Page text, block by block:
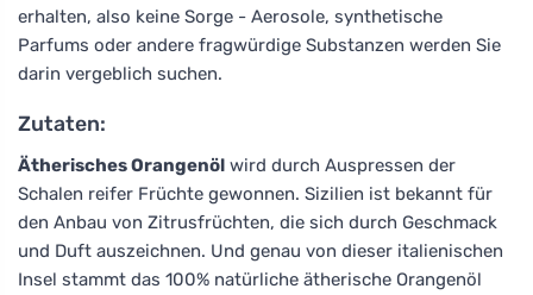
erhalten, also keine Sorge - Aerosole, synthetische
Parfums oder andere fragwürdige Substanzen werden Sie
darin vergeblich suchen.
Zutaten:
Ätherisches Orangenöl wird durch Auspressen der
Schalen reifer Früchte gewonnen. Sizilien ist bekannt für
den Anbau von Zitrusfrüchten, die sich durch Geschmack
und Duft auszeichnen. Und genau von dieser italienischen
Insel stammt das 100% natürliche ätherische Orangenöl